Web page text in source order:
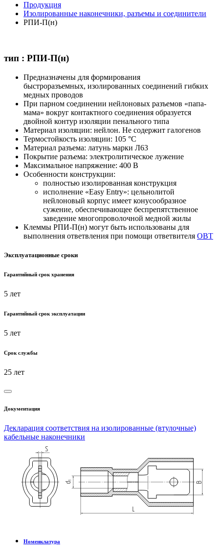
Продукция
Изолированные наконечники, разъемы и соединители
РПИ-П(н)
тип : РПИ-П(н)
Предназначены для формирования
быстроразъемных, изолированных соединений гибких
медных проводов
При парном соединении нейлоновых разъемов «папа-
мама» вокруг контактного соединения образуется
двойной контур изоляции пенального типа
Материал изоляции: нейлон. Не содержит галогенов
Термостойкость изоляции: 105 °C
Материал разъема: латунь марки Л63
Покрытие разъема: электролитическое лужение
Максимальное напряжение: 400 В
Особенности конструкции:
полностью изолированная конструкция
исполнение «Easy Entry»: цельнолитой
нейлоновый корпус имеет конусообразное
сужение, обеспечивающее беспрепятственное
заведение многопроволочной медной жилы
Клеммы РПИ-П(н) могут быть использованы для
выполнения ответвления при помощи ответвителя ОВТ
Эксплуатационные сроки
Гарантийный срок хранения
5 лет
Гарантийный срок эксплуатации
5 лет
Срок службы
25 лет
Документация
Декларация соответствия на изолированные (втулочные)
кабельные наконечники
Номенклатура